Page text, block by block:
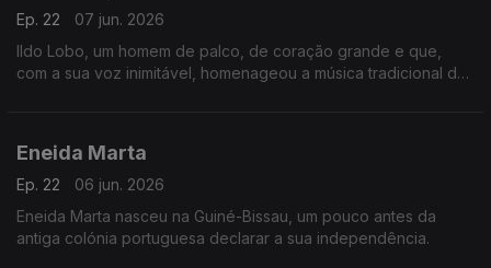
Ep. 22
07 jun. 2026
Ildo Lobo, um homem de palco, de coração grande e que,
com a sua voz inimitável, homenageou a música tradicional de
Eneida Marta
Ep. 22
06 jun. 2026
Eneida Marta nasceu na Guiné-Bissau, um pouco antes da
antiga colónia portuguesa declarar a sua independência.